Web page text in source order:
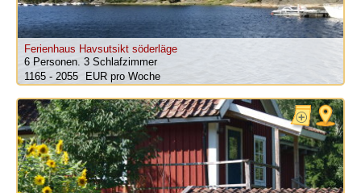
Ferienhaus Havsutsikt söderläge
6 Personen. 3 Schlafzimmer
1165 - 2055
pro Woche